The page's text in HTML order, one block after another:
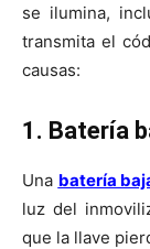
se ilumina,
transmita el
causas:
1. Batería
Una batería
luz del
que la llave